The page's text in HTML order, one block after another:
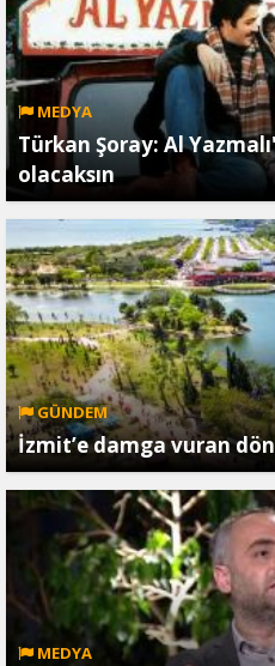
MEDYA
Türkan Şoray: Al
olacaksın
GÜNDEM
İzmit’e damga vuran
MEDYA